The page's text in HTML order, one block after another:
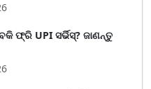
ଫ୍ରି UPI ସର୍ଭିସ୍? ଜାଣନ୍ତୁ